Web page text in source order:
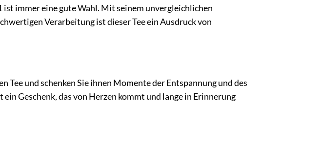
immer eine gute Wahl. Mit seinem unvergleichlichen
Verarbeitung ist dieser Tee ein Ausdruck von
Tee und schenken Sie ihnen Momente der Entspannung und des
Geschenk, das von Herzen kommt und lange in Erinnerung